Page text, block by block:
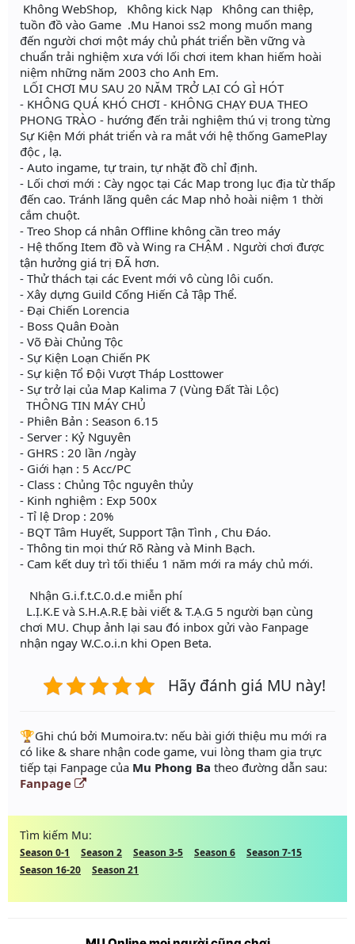
Không WebShop, Không kick Nạp Không can thiệp,
tuồn đồ vào Game .Mu Hanoi ss2 mong muốn mang
đến người chơi một máy chủ phát triển bền vững và
chuẩn trải nghiệm xưa với lối chơi item khan hiếm hoài
niệm những năm 2003 cho Anh Em.
LỐI CHƠI MU SAU 20 NĂM TRỞ LẠI CÓ GÌ HÓT
- KHÔNG QUÁ KHÓ CHƠI - KHÔNG CHẠY ĐUA THEO
PHONG TRÀO - hướng đến trải nghiệm thú vị trong từng
Sự Kiện Mới phát triển và ra mắt với hệ thống GamePlay
độc , lạ.
- Auto ingame, tự train, tự nhặt đồ chỉ định.
- Lối chơi mới : Cày ngọc tại Các Map trong lục địa từ thấp
đến cao. Tránh lãng quên các Map nhỏ hoài niệm 1 thời
cắm chuột.
- Treo Shop cá nhân Offline không cần treo máy
- Hệ thống Item đồ và Wing ra CHẬM . Người chơi được
tận hưởng giá trị ĐÃ hơn.
- Thử thách tại các Event mới vô cùng lôi cuốn.
- Xây dựng Guild Cống Hiến Cả Tập Thể.
- Đại Chiến Lorencia
- Boss Quân Đoàn
- Võ Đài Chủng Tộc
- Sự Kiện Loạn Chiến PK
- Sự kiện Tổ Đội Vượt Tháp Losttower
- Sự trở lại của Map Kalima 7 (Vùng Đất Tài Lộc)
THÔNG TIN MÁY CHỦ
- Phiên Bản : Season 6.15
- Server : Kỷ Nguyên
- GHRS : 20 lần /ngày
- Giới hạn : 5 Acc/PC
- Class : Chủng Tộc nguyên thủy
- Kinh nghiệm : Exp 500x
- Tỉ lệ Drop : 20%
- BQT Tâm Huyết, Support Tận Tình , Chu Đáo.
- Thông tin mọi thứ Rõ Ràng và Minh Bạch.
- Cam kết duy trì tối thiểu 1 năm mới ra máy chủ mới.
Nhận G.i.f.t.C.0.d.e miễn phí
️ L.Ị.K.E và S.H.Ạ.R.Ẹ bài viết & T.Ạ.G 5 người bạn cùng
chơi MU. Chụp ảnh lại sau đó inbox gửi vào Fanpage
nhận ngay W.C.o.i.n khi Open Beta.
Hãy đánh giá MU này!
️🏆Ghi chú bởi Mumoira.tv: nếu bài giới thiệu mu mới ra
có like & share nhận code game, vui lòng tham gia trực
tiếp tại Fanpage của Mu Phong Ba theo đường dẫn sau:
Fanpage
Tìm kiếm Mu:
Season 0-1 Season 2 Season 3-5 Season 6
Season 7-15
Season 16-20
Season 21